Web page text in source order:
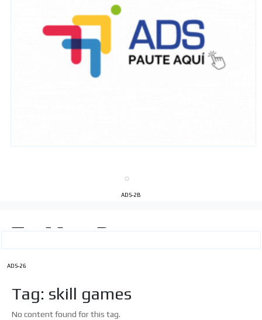
ADS-2B
ADS-26
Tag: skill games
No content found for this tag.